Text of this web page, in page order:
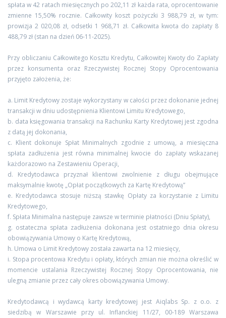
spłata w 42 ratach miesięcznych po 202,11 zł każda rata, oprocentowanie
zmienne 15,50% rocznie. Całkowity koszt pożyczki 3 988,79 zł, w tym:
prowizja 2 020,08 zł, odsetki 1 968,71 zł. Całkowita kwota do zapłaty 8
488,79 zł (stan na dzień 06-11-2025).
Przy obliczaniu Całkowitego Kosztu Kredytu, Całkowitej Kwoty do Zapłaty
przez konsumenta oraz Rzeczywistej Rocznej Stopy Oprocentowania
przyjęto założenia, że:
a. Limit Kredytowy zostaje wykorzystany w całości przez dokonanie jednej
transakcji w dniu udostępnienia Klientowi Limitu Kredytowego,
b. data księgowania transakcji na Rachunku Karty Kredytowej jest zgodna
z datą jej dokonania,
c. Klient dokonuje Spłat Minimalnych zgodnie z umową, a miesięczna
spłata zadłużenia jest równa minimalnej kwocie do zapłaty wskazanej
każdorazowo na Zestawieniu Operacji,
d. Kredytodawca przyznał klientowi zwolnienie z długu obejmujące
maksymalnie kwotę „Opłat początkowych za Kartę Kredytową”
e. Kredytodawca stosuje niższą stawkę Opłaty za korzystanie z Limitu
Kredytowego,
f. Spłata Minimalna następuje zawsze w terminie płatności (Dniu Spłaty),
g. ostateczna spłata zadłużenia dokonana jest ostatniego dnia okresu
obowiązywania Umowy o Kartę Kredytową,
h. Umowa o Limit Kredytowy została zawarta na 12 miesięcy,
i. Stopa procentowa Kredytu i opłaty, których zmian nie można określić w
momencie ustalania Rzeczywistej Rocznej Stopy Oprocentowania, nie
ulegną zmianie przez cały okres obowiązywania Umowy.
Kredytodawcą i wydawcą karty kredytowej jest Aiqlabs Sp. z o.o. z
siedzibą w Warszawie przy ul. Inflanckiej 11/27, 00-189 Warszawa